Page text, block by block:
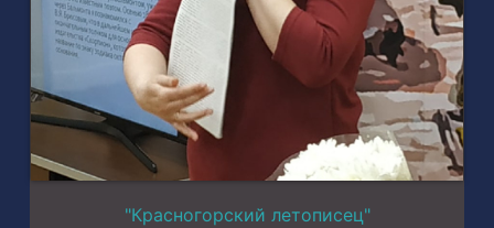
"Красногорский летописец"